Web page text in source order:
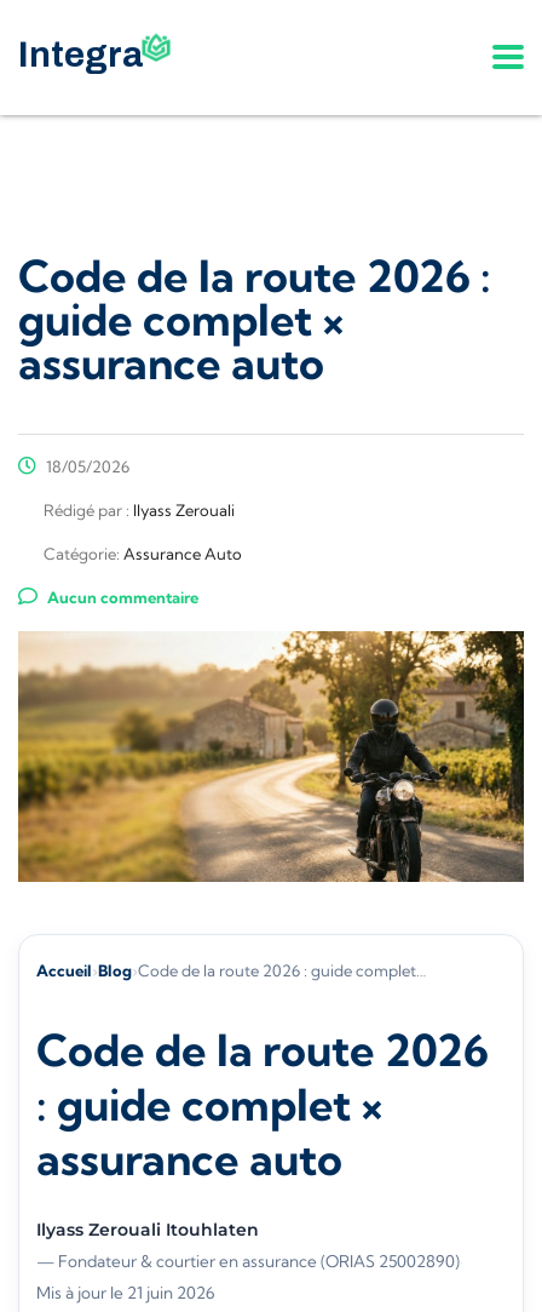
Code de la route 2026 :
guide complet ×
assurance auto
18/05/2026
Rédigé par : Ilyass Zerouali
Catégorie: Assurance Auto
Aucun commentaire
Accueil›Blog›Code de la route 2026 : guide complet…
Code de la route 2026
: guide complet ×
assurance auto
Ilyass Zerouali Itouhlaten
— Fondateur & courtier en assurance (ORIAS 25002890)·
Mis à jour le 21 juin 2026